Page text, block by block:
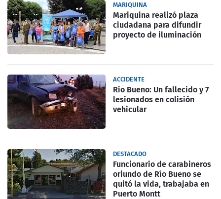
MARIQUINA
Mariquina realizó plaza
ciudadana para difundir
proyecto de iluminación
ACCIDENTE
Rio Bueno: Un fallecido y 7
lesionados en colisión
vehicular
DESTACADO
Funcionario de carabineros
oriundo de Río Bueno se
quitó la vida, trabajaba en
Puerto Montt